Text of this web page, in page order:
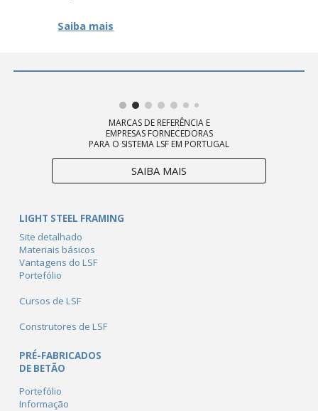
Saiba mais
MARCAS DE REFERÊNCIA E
EMPRESAS FORNECEDORAS
PARA O SISTEMA LSF EM PORTUGAL
SAIBA MAIS
LIGHT STEEL FRAMING
Site detalhado
Materiais básicos
Vantagens do LSF
Portefólio
Cursos de LSF
Construtores de LSF
PRÉ-FABRICADOS
DE BETÃO
Portefólio
Informação